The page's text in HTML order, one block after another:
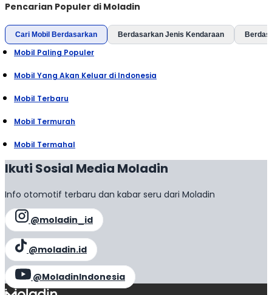
Pencarian Populer di Moladin
Cari Mobil Berdasarkan Berdasarkan Jenis Kendaraan
Mobil Paling Populer
Mobil Yang Akan Keluar di Indonesia
Mobil Terbaru
Mobil Termurah
Mobil Termahal
Ikuti Sosial Media Moladin
Info otomotif terbaru dan kabar seru dari Moladin
@moladin_id
@moladin.id
@MoladinIndonesia